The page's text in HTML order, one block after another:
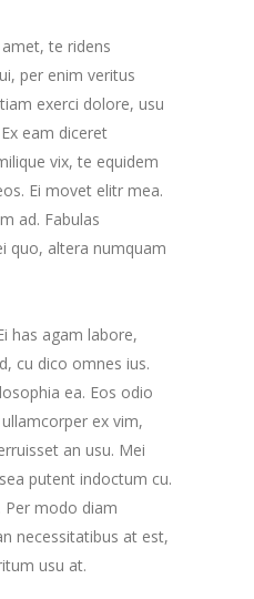
te ridens
per enim veritus
exerci dolore, usu
eam diceret
vix, te equidem
Ei movet elitr mea.
ad. Fabulas
quo, altera numquam
has agam labore,
cu dico omnes ius.
ea. Eos odio
ex vim,
an usu. Mei
putent indoctum cu.
Per modo diam
necessitatibus at est,
usu at.